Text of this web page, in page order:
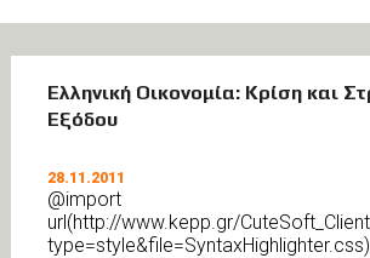
ΑΡΘΡΑ
ΔΙΑΦΟΡΑ
28.11.2011
Ελληνική Οικονομία: Κρίση και
Εξόδου
@import
url(http://www.kepp.gr/